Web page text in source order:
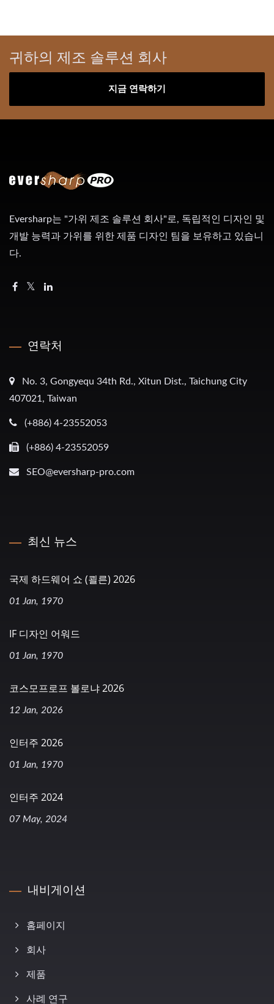
귀하의 제조 솔루션 회사
지금 연락하기
Eversharp는 "가위 제조 솔루션 회사"로, 독립적인 디자인 및
개발 능력과 가위를 위한 제품 디자인 팀을 보유하고 있습니
다.
연락처
No. 3, Gongyequ 34th Rd., Xitun Dist., Taichung City
407021, Taiwan
(+886) 4-23552053
(+886) 4-23552059
SEO@eversharp-pro.com
최신 뉴스
국제 하드웨어 쇼 (쾰른) 2026
01 Jan, 1970
IF 디자인 어워드
01 Jan, 1970
코스모프로프 볼로냐 2026
12 Jan, 2026
인터주 2026
01 Jan, 1970
인터주 2024
07 May, 2024
내비게이션
홈페이지
회사
제품
사례 연구